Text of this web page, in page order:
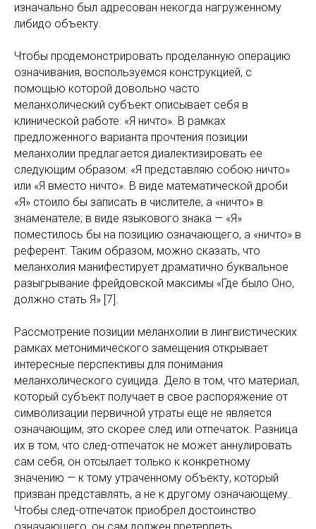
изначально был адресован некогда нагруженному
либидо объекту.
Чтобы продемонстрировать проделанную операцию
означивания, воспользуемся конструкцией, с
помощью которой довольно часто
меланхолический субъект описывает себя в
клинической работе: «Я ничто». В рамках
предложенного варианта прочтения позиции
меланхолии предлагается диалектизировать ее
следующим образом: «Я представляю собою ничто»
или «Я вместо ничто». В виде математической дроби
«Я» стоило бы записать в числителе, а «ничто» в
знаменателе; в виде языкового знака — «Я»
поместилось бы на позицию означающего, а «ничто» в
референт. Таким образом, можно сказать, что
меланхолия манифестирует драматично буквальное
разыгрывание фрейдовской максимы «Где было Оно,
должно стать Я» [7].
Рассмотрение позиции меланхолии в лингвистических
рамках метонимического замещения открывает
интересные перспективы для понимания
меланхолического суицида. Дело в том, что материал,
который субъект получает в свое распоряжение от
символизации первичной утраты еще не является
означающим, это скорее след или отпечаток. Разница
их в том, что след-отпечаток не может аннулировать
сам себя, он отсылает только к конкретному
значению — к тому утраченному объекту, который
призван представлять, а не к другому означающему.
Чтобы след-отпечаток приобрел достоинство